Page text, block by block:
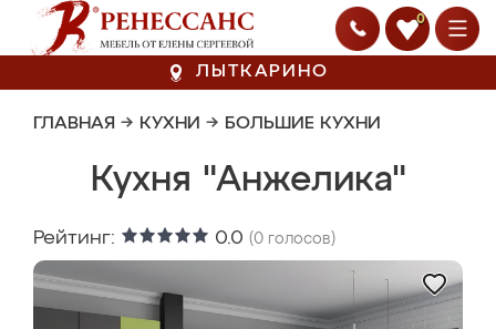
0
ЛЫТКАРИНО
ГЛАВНАЯ → КУХНИ → БОЛЬШИЕ КУХНИ
Кухня "Анжелика"
Рейтинг: 0.0 (0 голосов)